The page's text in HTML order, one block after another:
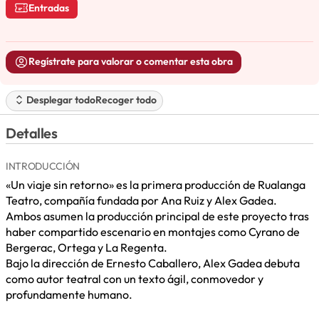
Entradas
Regístrate para valorar o comentar esta obra
Desplegar todoRecoger todo
Detalles
INTRODUCCIÓN
«Un viaje sin retorno» es la primera producción de Rualanga
Teatro, compañía fundada por Ana Ruiz y Alex Gadea.
Ambos asumen la producción principal de este proyecto tras
haber compartido escenario en montajes como Cyrano de
Bergerac, Ortega y La Regenta.
Bajo la dirección de Ernesto Caballero, Alex Gadea debuta
como autor teatral con un texto ágil, conmovedor y
profundamente humano.